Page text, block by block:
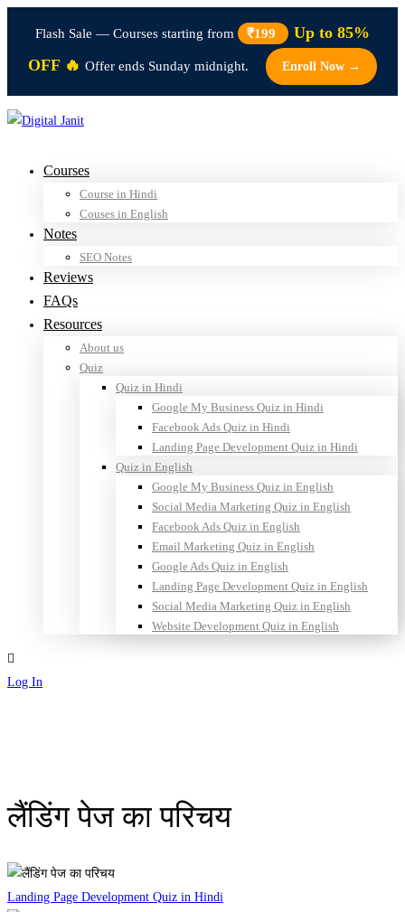
Flash Sale — Courses starting from ₹199
Up to 85%
OFF 🔥 Offer ends Sunday midnight. Enroll Now →
Courses
Course in Hindi
Couses in English
Notes
SEO Notes
Reviews
FAQs
Resources
About us
Quiz
Quiz in Hindi
Google My Business Quiz in Hindi
Facebook Ads Quiz in Hindi
Landing Page Development Quiz in Hindi
Quiz in English
Google My Business Quiz in English
Social Media Marketing Quiz in English
Facebook Ads Quiz in English
Email Marketing Quiz in English
Google Ads Quiz in English
Landing Page Development Quiz in English
Social Media Marketing Quiz in English
Website Development Quiz in English
Log In
लैंडिंग पेज का परिचय
Landing Page Development Quiz in Hindi